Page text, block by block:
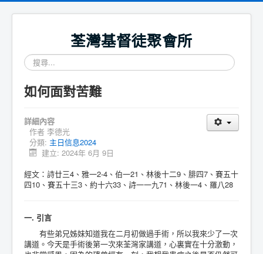
荃灣基督徒聚會所
搜
尋...
如何面對苦難
詳細內容
作者 李德光
分類: 主日信息2024
建立: 2024年 6月 9日
經文：詩廿三4、雅一2-4、伯一21、林後十二9、腓四7、賽五十
四10、賽五十三3、約十六33、詩一一九71、林後一4、羅八28
一. 引言
有些弟兄姊妹知道我在二月初做過手術，所以我來少了一次
講道。今天是手術後第一次來荃灣家講道，心裏實在十分激動，